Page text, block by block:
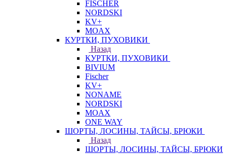
FISCHER
NORDSKI
KV+
MOAX
КУРТКИ, ПУХОВИКИ
Назад
КУРТКИ, ПУХОВИКИ
BIVIUM
Fischer
KV+
NONAME
NORDSKI
MOAX
ONE WAY
ШОРТЫ, ЛОСИНЫ, ТАЙСЫ, БРЮКИ
Назад
ШОРТЫ, ЛОСИНЫ, ТАЙСЫ, БРЮКИ